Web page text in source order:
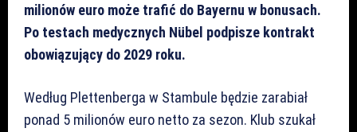
milionów euro może trafić do Bayernu w bonusach.
Po testach medycznych Nübel podpisze kontrakt
obowiązujący do 2029 roku.
Według Plettenberga w Stambule będzie zarabiał
ponad 5 milionów euro netto za sezon. Klub szukał